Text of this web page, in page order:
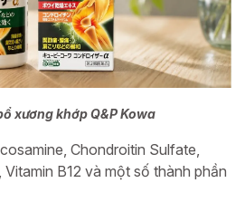
xương khớp Q&P Kowa
Chondroitin Sulfate,
Vitamin B12 và một số thành phần